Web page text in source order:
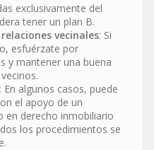
exclusivamente del
tener un plan B.
vecinales: Si
esfuérzate por
y mantener una buena
En algunos casos, puede
el apoyo de un
en derecho inmobiliario
los procedimientos se